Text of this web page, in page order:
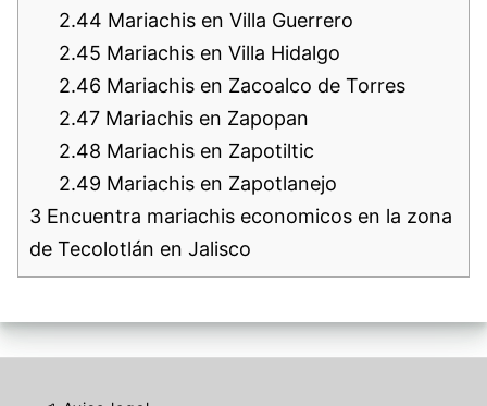
2.44 Mariachis en Villa Guerrero
2.45 Mariachis en Villa Hidalgo
2.46 Mariachis en Zacoalco de Torres
2.47 Mariachis en Zapopan
2.48 Mariachis en Zapotiltic
2.49 Mariachis en Zapotlanejo
3 Encuentra mariachis economicos en la zona
de Tecolotlán en Jalisco